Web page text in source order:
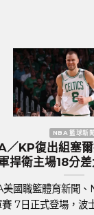
歐洲
2024歐國盃球
價531
足球聯賽體育新
行的歐洲國家盃